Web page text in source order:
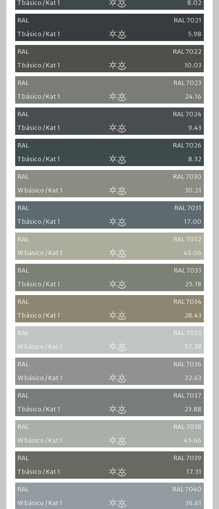
T básico / Kat 1 8.02
RAL
RAL 7021
T básico / Kat 1
5.98
RAL
RAL 7022
T básico / Kat 1
10.03
RAL
RAL 7023
T básico / Kat 1
24.16
RAL
RAL 7024
T básico / Kat 1
9.43
RAL
RAL 7026
T básico / Kat 1
8.32
RAL
RAL 7030
W básico / Kat 1
30.21
RAL
RAL 7031
T básico / Kat 1
17.00
RAL
RAL 7032
W básico / Kat 1
45.06
RAL
RAL 7033
T básico / Kat 1
25.18
RAL
RAL 7034
T básico / Kat 1
28.43
RAL
RAL 7035
W básico / Kat 1
57.38
RAL
RAL 7036
W básico / Kat 1
32.63
RAL
RAL 7037
T básico / Kat 1
23.88
RAL
RAL 7038
W básico / Kat 1
45.66
RAL
RAL 7039
T básico / Kat 1
17.31
RAL
RAL 7040
W básico / Kat 1
36.61